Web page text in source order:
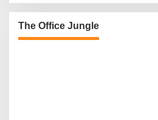
The Office Jungle